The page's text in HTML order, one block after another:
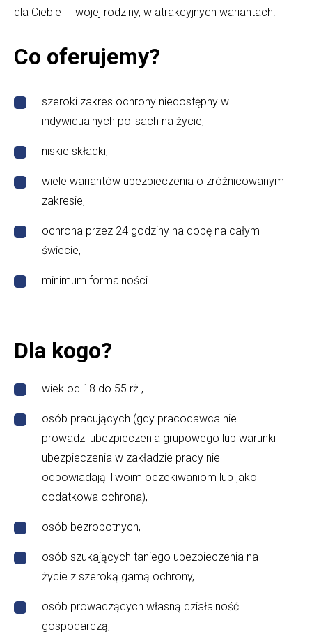
dla Ciebie i Twojej rodziny, w atrakcyjnych wariantach.
Co oferujemy?
szeroki zakres ochrony niedostępny w
indywidualnych polisach na życie,
niskie składki,
wiele wariantów ubezpieczenia o zróżnicowanym
zakresie,
ochrona przez 24 godziny na dobę na całym
świecie,
minimum formalności.
Dla kogo?
wiek od 18 do 55 rż.,
osób pracujących (gdy pracodawca nie
prowadzi ubezpieczenia grupowego lub warunki
ubezpieczenia w zakładzie pracy nie
odpowiadają Twoim oczekiwaniom lub jako
dodatkowa ochrona),
osób bezrobotnych,
osób szukających taniego ubezpieczenia na
życie z szeroką gamą ochrony,
osób prowadzących własną działalność
gospodarczą,